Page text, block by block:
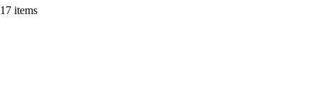
17 items